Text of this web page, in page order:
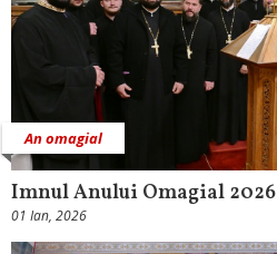
An omagial
Imnul Anului Omagial 2026
01 Ian, 2026